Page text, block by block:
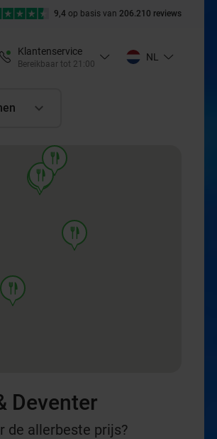
9,4 op basis van 206.210 reviews
Klantenservice
Bereikbaar tot 21:00
NL
food
food
food
food
food
Deventer
de allerbeste prijs?